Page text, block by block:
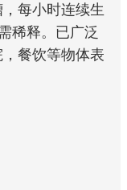
每小时连续生
稀释。已广泛
餐饮等物体表